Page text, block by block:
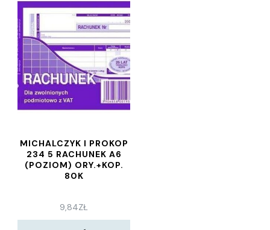
MICHALCZYK I PROKOP
234 5 RACHUNEK A6
(POZIOM) ORY.+KOP.
80K
9,84ZŁ